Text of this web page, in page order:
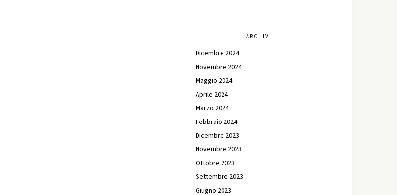
ARCHIVI
Dicembre 2024
Novembre 2024
Maggio 2024
Aprile 2024
Marzo 2024
Febbraio 2024
Dicembre 2023
Novembre 2023
Ottobre 2023
Settembre 2023
Giugno 2023